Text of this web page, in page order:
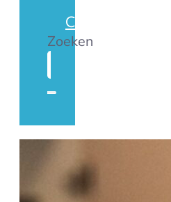
Contact
Zoeken